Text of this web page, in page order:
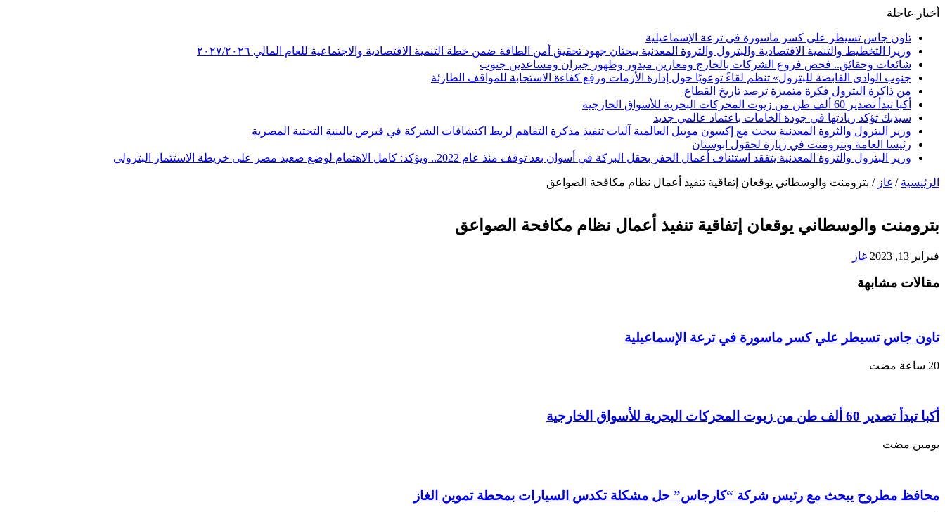
أخبار عاجلة
تاون جاس تسيطر علي كسر ماسورة في ترعة الإسماعيلية
وزيرا التخطيط والتنمية الاقتصادية والبترول والثروة المعدنية يبحثان جهود تحقيق أمن الطاقة ضمن خطة التنمية الاقتصادية والاجتماعية للعام المالي ٢٠٢٧/٢٠٢٦
شائعات وحقائق.. فحص فروع الشركات بالخارج ومعارين ميدور وظهور جبران ومساعدين جنوب
جنوب الوادي القابضة للبترول» تنظم لقاءً توعويًا حول إدارة الأزمات ورفع كفاءة الاستجابة للمواقف الطارئة
من ذاكرة البترول فكرة متميزة ترصد تاريخ القطاع
أكبا تبدأ تصدير 60 ألف طن من زيوت المحركات البحرية للأسواق الخارجية
سيدبك تؤكد ريادتها في جودة الخامات باعتماد عالمي جديد
وزير البترول والثروة المعدنية يبحث مع إكسون موبيل العالمية آليات تنفيذ مذكرة التفاهم لربط اكتشافات الشركة في قبرص بالبنية التحتية المصرية
رئيسا العامة وبترومنت في زيارة لحقول ابوسنان
وزير البترول والثروة المعدنية يتفقد استئناف أعمال الحفر بحقل البركة في أسوان بعد توقف منذ عام 2022.. ويؤكد: كامل الاهتمام لوضع صعيد مصر على خريطة الاستثمار البترولي
الرئيسية / غاز / بترومنت والوسطاني يوقعان إتفاقية تنفيذ أعمال نظام مكافحة الصواعق
بترومنت والوسطاني يوقعان إتفاقية تنفيذ أعمال نظام مكافحة الصواعق
فبراير 13, 2023 غاز
مقالات مشابهة
تاون جاس تسيطر علي كسر ماسورة في ترعة الإسماعيلية
أكبا تبدأ تصدير 60 ألف طن من زيوت المحركات البحرية للأسواق الخارجية
‏يومين مضت
محافظ مطروح يبحث مع رئيس شركة “كارجاس” حل مشكلة تكدس السيارات بمحطة تموين الغاز